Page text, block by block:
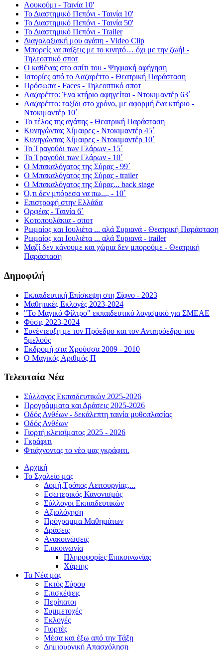
Λουκούμι - Ταινία 10'
Το Διαστημικό Πεπόνι - Ταινία 10'
Το Διαστημικό Πεπόνι - Ταινία 50'
Το Διαστημικό Πεπόνι - Trailer
Διαγαλαξιακή μου αγάπη - Video Clip
Μπορείς να παίξεις με το κινητό… όχι με την ζωή! -
Τηλεοπτικό σποτ
Ο καθένας στο σπίτι του - Ψηφιακή αφήγηση
Ιστορίες από το Λαζαρέττο - Θεατρική Παράσταση
Πρόσωπα - Faces - Τηλεοπτικό σποτ
Λαζαρέττο: Ένα κτήριο αφηγείται - Ντοκιμαντέρ 63΄
Λαζαρέττο: ταξίδι στο χρόνο, με αφορμή ένα κτήριο -
Ντοκιμαντέρ 10΄
Το τέλος της αγάπης - Θεατρική Παράσταση
Κυνηγώντας Χίμαιρες - Ντοκιμαντέρ 45΄
Κυνηγώντας Χίμαιρες - Ντοκιμαντέρ 10΄
Το Τραγούδι των Γλάρων - 15΄
Το Τραγούδι των Γλάρων - 10΄
Ο Μπακαλόγατος της Σύρας - 99΄
Ο Μπακαλόγατος της Σύρας - trailer
Ο Μπακαλόγατος της Σύρας... back stage
Ό,τι δεν μπόρεσα να πω..., - 10΄
Επιστροφή στην Ελλάδα
Ορφέας - Ταινία 6΄
Κοτοπουλάκια - σποτ
Ρωμαίος και Ιουλιέτα ... αλά Συριανά - Θεατρική Παράσταση
Ρωμαίος και Ιουλιέτα ... αλά Συριανά - trailer
Μαζί δεν κάνουμε και χώρια δεν μπορούμε - Θεατρική
Παράσταση
Δημοφιλή
Εκπαιδευτική Επίσκεψη στη Σίφνο - 2023
Μαθητικές Εκλογές 2023-2024
"Το Μαγικό Φίλτρο" εκπαιδευτικό λογισμικό για ΣΜΕΑΕ
Φύσις 2023-2024
Συνέντευξη με τον Πρόεδρο και τον Αντιπρόεδρο του
5μελούς
Εκδρομή στα Χρούσσα 2009 - 2010
Ο Μαγικός Αριθμός Π
Τελευταία Νέα
Σύλλογος Εκπαιδευτικών 2025-2026
Προγράμματα και Δράσεις 2025-2026
Οδός Ανθέων - δεκάλεπτη ταινία μυθοπλασίας
Οδός Ανθέων
Γιορτή κλεισίματος 2025 - 2026
Γκράφιτι
Φτιάχνοντας το νέο μας γκράφιτι.
Αρχική
Το Σχολείο μας
Δομή,Τρόπος Λειτουργίας,...
Εσωτερικός Κανονισμός
Σύλλογοι Εκπαιδευτικών
Αξιολόγηση
Πρόγραμμα Μαθημάτων
Δράσεις
Ανακοινώσεις
Επικοινωνία
Πληροφορίες Επικοινωνίας
Χάρτης
Τα Νέα μας
Εκτός Σύρου
Επισκέψεις
Περίπατοι
Συμμετοχές
Εκλογές
Γιορτές
Μέσα και έξω από την Τάξη
Δημιουργική Απασχόληση